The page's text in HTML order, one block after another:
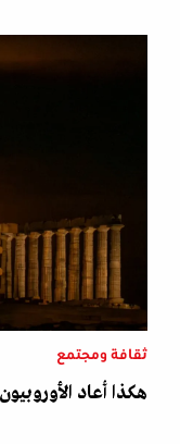
ثقافة ومجتمع
هكذا أعاد